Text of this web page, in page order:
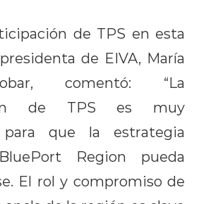
de TPS en esta
de EIVA, María
comentó: “La
de TPS es muy
que la estrategia
Region pueda
El rol y compromiso de